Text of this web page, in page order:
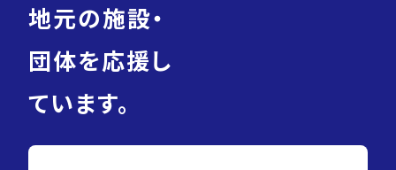
地元の施設・
団体を応援し
ています。